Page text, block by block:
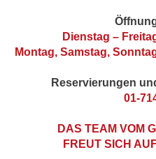
Dienstag –
Montag, Samstag,
Reservierungen
01-
DAS TEAM VOM
FREUT SICH